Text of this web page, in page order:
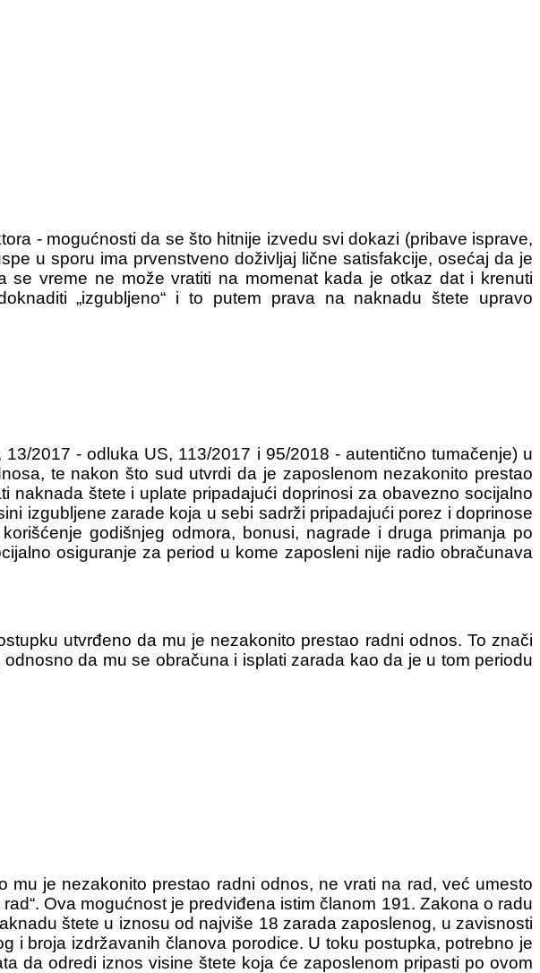
- mogućnosti da se što hitnije izvedu svi dokazi (pribave isprave,
u sporu ima prvenstveno doživljaj lične satisfakcije, osećaj da je
vreme ne može vratiti na momenat kada je otkaz dat i krenuti
„izgubljeno“ i to putem prava na naknadu štete upravo
2017 - odluka US, 113/2017 i 95/2018 - autentično tumačenje) u
te nakon što sud utvrdi da je zaposlenom nezakonito prestao
štete i uplate pripadajući doprinosi za obavezno socijalno
izgubljene zarade koja u sebi sadrži pripadajući porez i doprinose
godišnjeg odmora, bonusi, nagrade i druga primanja po
osiguranje za period u kome zaposleni nije radio obračunava
utvrđeno da mu je nezakonito prestao radni odnos. To znači
da mu se obračuna i isplati zarada kao da je u tom periodu
je nezakonito prestao radni odnos, ne vrati na rad, već umesto
Ova mogućnost je predviđena istim članom 191. Zakona o radu
štete u iznosu od najviše 18 zarada zaposlenog, u zavisnosti
i broja izdržavanih članova porodice. U toku postupka, potrebno je
da odredi iznos visine štete koja će zaposlenom pripasti po ovom